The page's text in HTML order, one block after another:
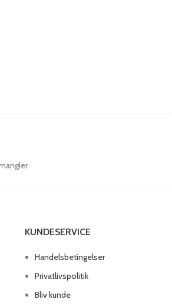
KUNDESERVICE
Handelsbetingelser
Privatlivspolitik
Bliv kunde